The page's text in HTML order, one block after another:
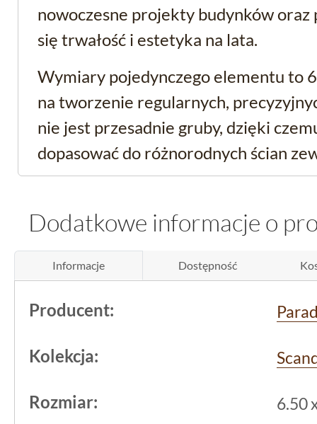
nowoczesne projekty budynków oraz
się trwałość i estetyka na lata.
Wymiary pojedynczego elementu to
na tworzenie regularnych,
nie jest przesadnie gruby, dzięki
dopasować do różnorodnych ścian
zachowaniu wysokiej stabilności i
Czarny klinkier
odporności na
Ten klinkier
Paradyżzostał zaprojektowany z
zastosowaniach, gdzie liczy się
Mrozoodporność jest istotnym
klinkieru elewacyjnego, dzięki czemu
Dodatkowe informacje o
Informacje Dostępność
Producent:
Kolekcja:
Rozmiar: 6.50